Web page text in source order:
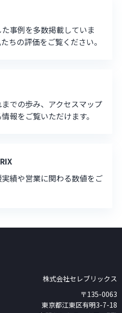
事例を多数掲載していま
ちの評価をご覧ください。
での歩み、アクセスマップ
報をご覧いただけます。
績や営業に関わる数値をご
株式会社セレブリックス
〒135-0063
東京都江東区有明3-7-18